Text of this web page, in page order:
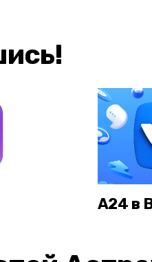
А24 в